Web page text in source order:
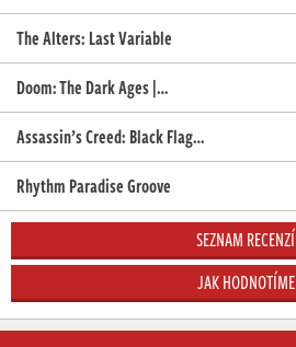
The Alters: Last Variable
Doom: The Dark Ages |…
Assassin’s Creed: Black Flag…
Rhythm Paradise Groove
SEZNAM RECENZÍ
JAK HODNOTÍME